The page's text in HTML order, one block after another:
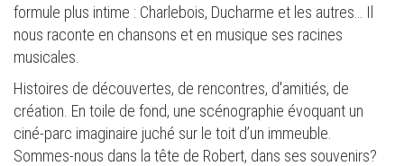
formule plus intime : Charlebois, Ducharme et les autres… Il
nous raconte en chansons et en musique ses racines
musicales.
Histoires de découvertes, de rencontres, d'amitiés, de
création. En toile de fond, une scénographie évoquant un
ciné-parc imaginaire juché sur le toit d’un immeuble.
Sommes-nous dans la tête de Robert, dans ses souvenirs?